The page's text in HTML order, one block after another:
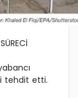
tehdit etti.